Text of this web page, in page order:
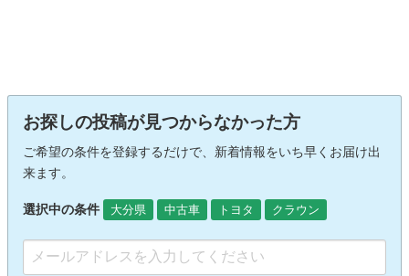
お探しの投稿が見つからなかった方
ご希望の条件を登録するだけで、新着情報をいち早くお届け出
来ます。
選択中の条件 大分県 中古車 トヨタ クラウン